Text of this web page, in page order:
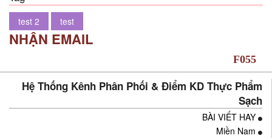
test 2 test
NHẬN EMAIL
Hệ Thống Kênh Phân Phối & Điểm KD Thực Phẩm
Sạch
BÀI VIẾT HAY
Miền Nam